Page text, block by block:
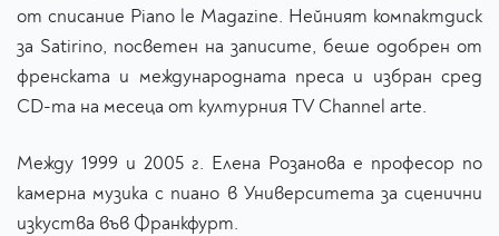
от списание Piano le Magazine. Нейният компактдиск
за Satirino, посветен на записите, беше одобрен от
френската и международната преса и избран сред
CD-та на месеца от културния TV Channel arte.
Между 1999 и 2005 г. Елена Розанова е професор по
камерна музика с пиано в Университета за сценични
изкуства във Франкфурт.